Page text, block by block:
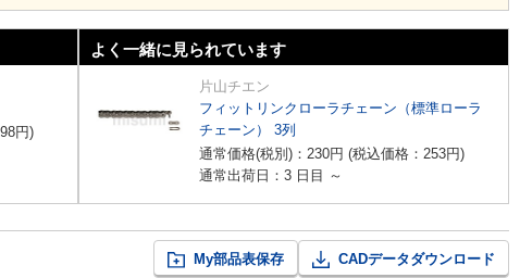
円)
よく一緒に見られています
片山チエン
フィットリンクローラチェーン（標準ローラ
チェーン） 3列
通常価格(税別)： 230円 (税込価格： 253円)
通常出荷日：3 日目 ～
My部品表保存 CADデータダウンロード